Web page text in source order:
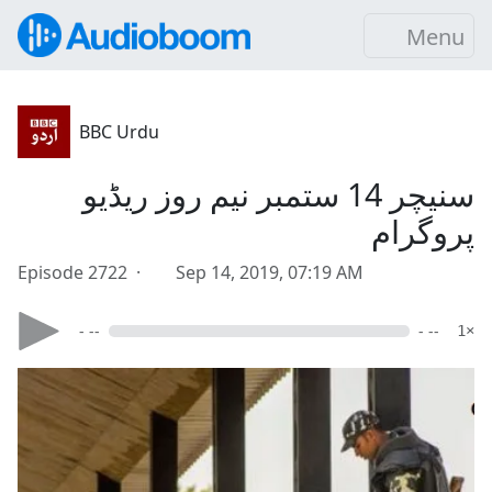
Menu
BBC Urdu
سنیچر 14 ستمبر نیم روز ریڈیو
پروگرام
Episode 2722 · Sep 14, 2019, 07:19 AM
- -- - -- 1×